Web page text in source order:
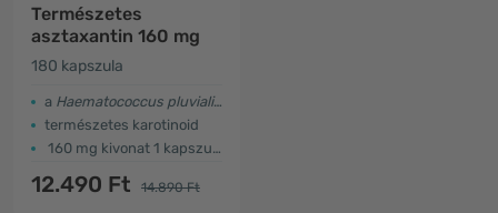
Természetes
asztaxantin 160 mg
180 kapszula
a Haematococcus pluvialis
természetes karotinoid
160 mg kivonat 1 kapszulában
12.490 Ft 14.890 Ft